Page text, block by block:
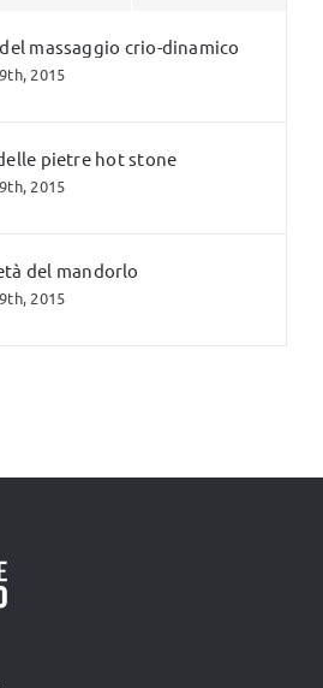
massaggio crio-dinamico
2015
pietre hot stone
2015
del mandorlo
2015